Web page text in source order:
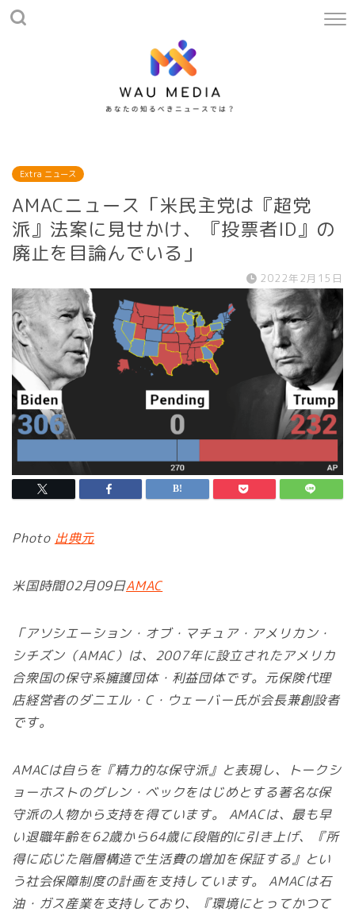
Extra ニュース
AMACニュース「米民主党は『超党
派』法案に見せかけ、『投票者ID』の
廃止を目論んでいる」
2022年2月15日
Photo 出典元
米国時間02月09日AMAC
「アソシエーション・オブ・マチュア・アメリカン・
シチズン（AMAC）は、2007年に設立されたアメリカ
合衆国の保守系擁護団体・利益団体です。元保険代理
店経営者のダニエル・C・ウェーバー氏が会長兼創設者
です。
AMACは自らを『精力的な保守派』と表現し、トークシ
ョーホストのグレン・ベックをはじめとする著名な保
守派の人物から支持を得ています。 AMACは、最も早
い退職年齢を62歳から64歳に段階的に引き上げ、『所
得に応じた階層構造で生活費の増加を保証する』とい
う社会保障制度の計画を支持しています。 AMACは石
油・ガス産業を支持しており、『環境にとってかつて